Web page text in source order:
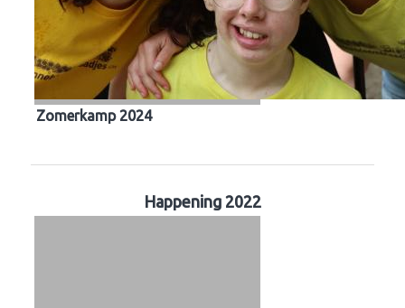
Zomerkamp 2024
Happening 2022